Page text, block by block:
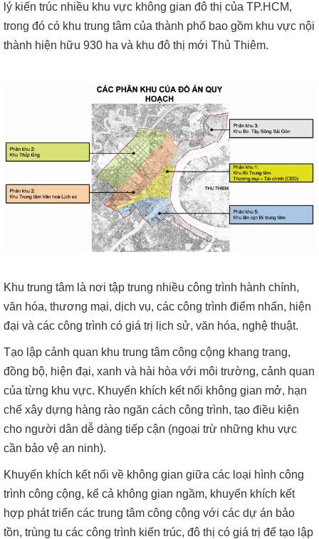
lý kiến trúc nhiều khu vực không gian đô thị của TP.HCM,
trong đó có khu trung tâm của thành phố bao gồm khu vực nội
thành hiện hữu 930 ha và khu đô thị mới Thủ Thiêm.
Khu trung tâm là nơi tập trung nhiều công trình hành chính,
văn hóa, thương mại, dịch vụ, các công trình điểm nhấn, hiện
đại và các công trình có giá trị lịch sử, văn hóa, nghệ thuật.
Tạo lập cảnh quan khu trung tâm công cộng khang trang,
đồng bộ, hiện đại, xanh và hài hòa với môi trường, cảnh quan
của từng khu vực. Khuyến khích kết nối không gian mở, hạn
chế xây dựng hàng rào ngăn cách công trình, tạo điều kiện
cho người dân dễ dàng tiếp cận (ngoại trừ những khu vực
cần bảo vệ an ninh).
Khuyến khích kết nối về không gian giữa các loại hình công
trình công cộng, kể cả không gian ngầm, khuyến khích kết
hợp phát triển các trung tâm công cộng với các dự án bảo
tồn, trùng tu các công trình kiến trúc, đô thị có giá trị để tạo lập